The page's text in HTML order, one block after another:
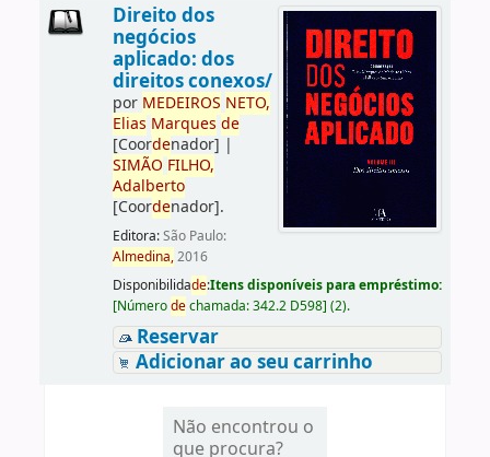
Direito dos
negócios
aplicado: dos
direitos conexos/
por MEDEIROS NETO,
Elias Marques de
[Coordenador] |
SIMÃO FILHO,
Adalberto
[Coordenador].
Editora:São Paulo:
Almedina,2016
Disponibilidade:Itens disponíveis para empréstimo:
[Númerodechamada:342.2 D598] (2).
Reservar
Adicionar ao seu carrinho
Não encontrou o
que procura?